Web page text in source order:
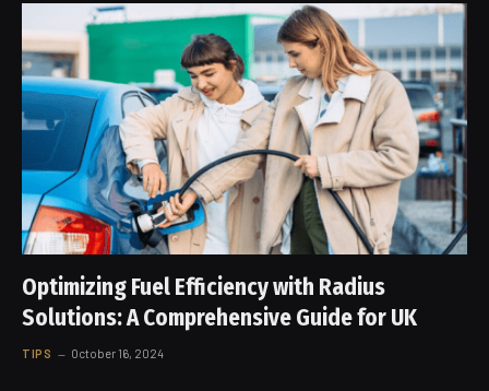
Optimizing Fuel Efficiency with Radius
Solutions: A Comprehensive Guide for UK
TIPS October 16, 2024